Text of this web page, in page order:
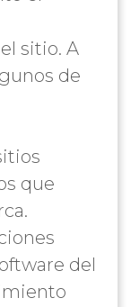
sitio. A
de
que
del